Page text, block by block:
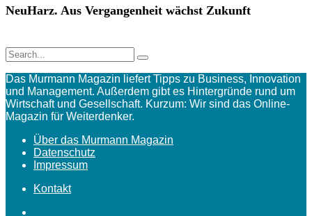
NeuHarz. Aus Vergangenheit wächst Zukunft
Das Murmann Magazin liefert Tipps zu Business, Innovation
und Management. Außerdem gibt es Hintergründe rund um
Wirtschaft und Gesellschaft. Kurzum: Wir sind das Online-
Magazin für Weiterdenker.
Über das Murmann Magazin
Datenschutz
Impressum
Kontakt